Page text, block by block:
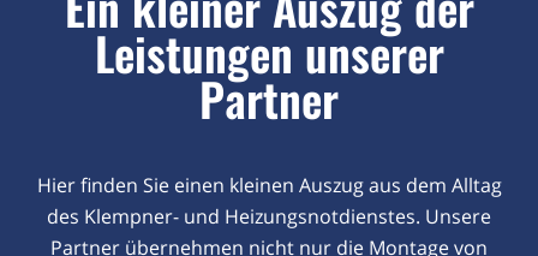
Leistungen unserer
Partner
Hier finden Sie einen kleinen Auszug aus dem Alltag
des Klempner- und Heizungsnotdienstes. Unsere
Partner übernehmen nicht nur die Montage von